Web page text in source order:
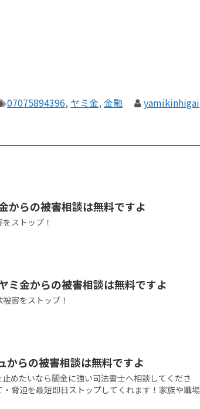
07075894396, ヤミ金,金融 yamikinhigai
からの被害相談は無料ですよ
ストップ！
ミ金からの被害相談は無料ですよ
害をストップ！
からの被害相談は無料ですよ
めたいなら闇金に強い司法書士へ相談してくださ
脅迫を最短即日ストップしてくれます！家族や職場